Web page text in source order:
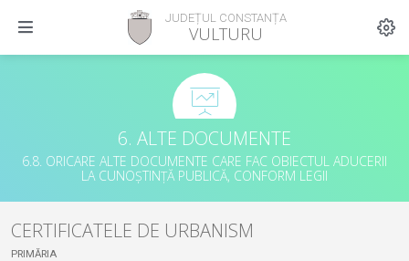
JUDEȚUL CONSTANȚA
VULTURU
6. ALTE DOCUMENTE
6.8. ORICARE ALTE DOCUMENTE CARE FAC OBIECTUL ADUCERII
LA CUNOȘTINȚĂ PUBLICĂ, CONFORM LEGII
CERTIFICATELE DE URBANISM
PRIMĂRIA